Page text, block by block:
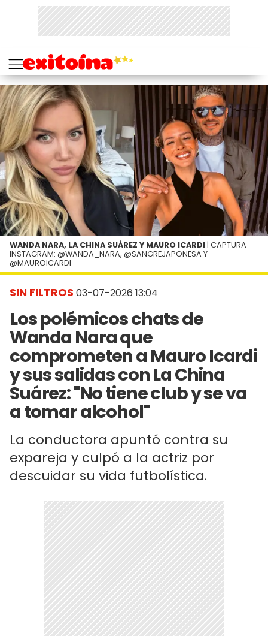
SIN FILTROS 03-07-2026 13:04
Los polémicos chats de
Wanda Nara que
comprometen a Mauro Icardi
y sus salidas con La China
Suárez: "No tiene club y se va
a tomar alcohol"
La conductora apuntó contra su
expareja y culpó a la actriz por
descuidar su vida futbolística.
WANDA NARA, LA CHINA SUÁREZ Y MAURO ICARDI | CAPTURA
INSTAGRAM: @WANDA_NARA, @SANGREJAPONESA Y
@MAUROICARDI